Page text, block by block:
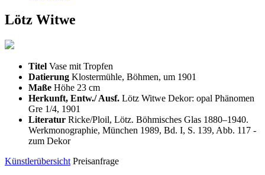
Lötz Witwe
Titel Vase mit Tropfen
Datierung Klostermühle, Böhmen, um 1901
Maße Höhe 23 cm
Herkunft, Entw./ Ausf. Lötz Witwe Dekor: opal Phänomen
Gre 1/4, 1901
Literatur Ricke/Ploil, Lötz. Böhmisches Glas 1880–1940.
Werkmonographie, München 1989, Bd. I, S. 139, Abb. 117 -
zum Dekor
Künstlerübersicht Preisanfrage